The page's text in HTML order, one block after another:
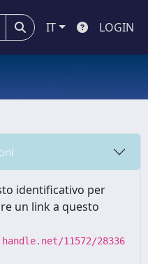
IT LOGIN
identificativo per
un link a questo
11572/28336